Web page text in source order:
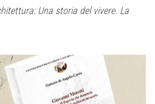
Una storia del vivere. La